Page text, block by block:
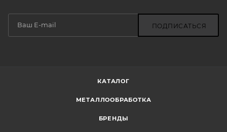
ПОДПИСАТЬСЯ
КАТАЛОГ
МЕТАЛЛООБРАБОТКА
БРЕНДЫ